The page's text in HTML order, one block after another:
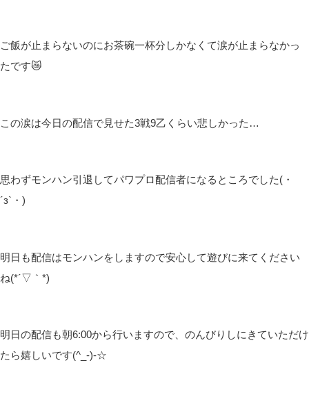
ご飯が止まらないのにお茶碗一杯分しかなくて涙が止まらなかっ
たです😿
この涙は今日の配信で見せた3戦9乙くらい悲しかった…
思わずモンハン引退してパワプロ配信者になるところでした(・
´з`・)
明日も配信はモンハンをしますので安心して遊びに来てください
ね(*´▽｀*)
明日の配信も朝6:00から行いますので、のんびりしにきていただけ
たら嬉しいです(^_-)-☆